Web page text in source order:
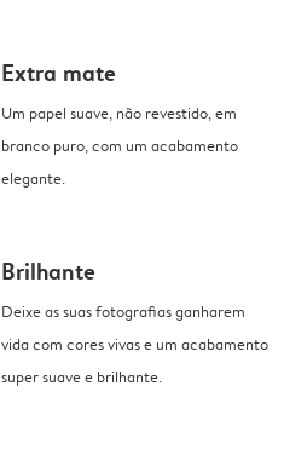
Extra mate
Um papel suave, não revestido, em
branco puro, com um acabamento
elegante.
Brilhante
Deixe as suas fotografias ganharem
vida com cores vivas e um acabamento
super suave e brilhante.